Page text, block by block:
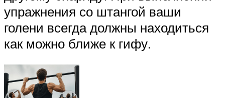
упражнения со штангой ваши
голени всегда должны находиться
как можно ближе к гифу.